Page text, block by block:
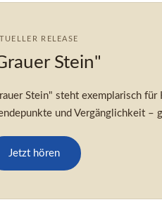
RELEASE
Stein"
Stein" steht exemplarisch
und Vergänglichkeit –
Jetzt hören